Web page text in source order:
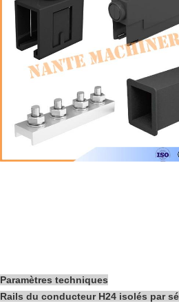
Paramètres techniques
Rails du conducteur H24 isolés par